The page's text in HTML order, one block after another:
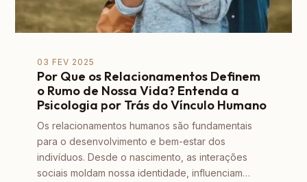
03 FEV 2025
Por Que os Relacionamentos Definem
o Rumo de Nossa Vida? Entenda a
Psicologia por Trás do Vínculo Humano
Os relacionamentos humanos são fundamentais
para o desenvolvimento e bem-estar dos
indivíduos. Desde o nascimento, as interações
sociais moldam nossa identidade, influenciam…